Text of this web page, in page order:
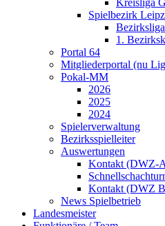
Spielbezirk
1.
Portal 64
Mitgliederportal (nu
Pokal-MM
2026
2025
2024
Spielerverwaltung
Bezirksspielleiter
Auswertungen
Kontakt (DWZ-
Kontakt (DWZ
News Spielbetrieb
Landesmeister